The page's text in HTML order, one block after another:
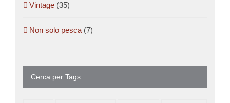
Vintage (35)
Non solo pesca (7)
Cerca per Tags